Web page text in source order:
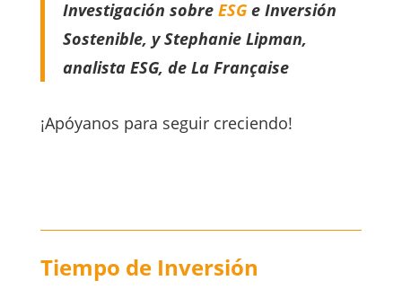
Investigación sobre ESGe Inversión
Sostenible, y Stephanie Lipman,
analista ESG, de La Française
¡Apóyanos para seguir creciendo!
Tiempo de Inversión